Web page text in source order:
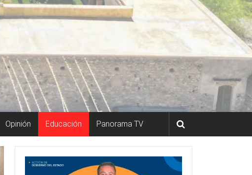
Opinión Educación Panorama TV